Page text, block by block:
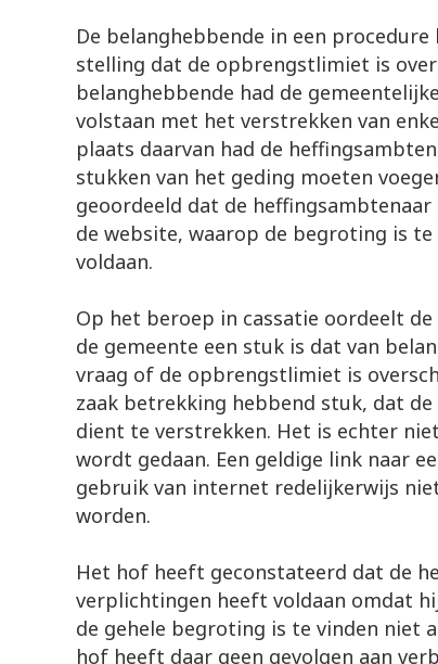
De belanghebbende in een
stelling dat de opbrengstlimiet is
belanghebbende had de
volstaan met het verstrekken van
plaats daarvan had de
stukken van het geding moeten
geoordeeld dat de
de website, waarop de begroting is
voldaan.
Op het beroep in cassatie oordeelt
de gemeente een stuk is dat van
vraag of de opbrengstlimiet is
zaak betrekking hebbend stuk, dat
dient te verstrekken. Het is echter
wordt gedaan. Een geldige link naar
gebruik van internet redelijkerwijs
worden.
Het hof heeft geconstateerd dat de
verplichtingen heeft voldaan omdat
de gehele begroting is te vinden niet
hof heeft daar geen gevolgen aan